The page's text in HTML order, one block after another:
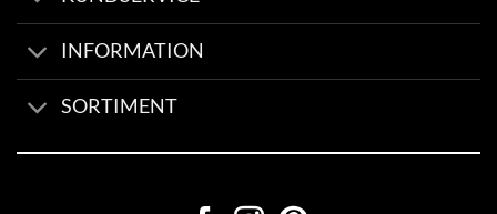
INFORMATION
SORTIMENT